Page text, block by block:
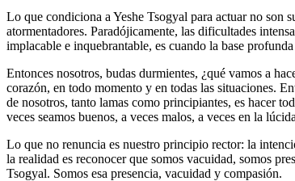
Lo que condiciona a Yeshe Tsogyal para actuar no son
atormentadores. Paradójicamente, las dificultades
implacable e inquebrantable, es cuando la base
Entonces nosotros, budas durmientes, ¿qué vamos a
corazón, en todo momento y en todas las situaciones.
de nosotros, tanto lamas como principiantes, es hacer
veces seamos buenos, a veces malos, a veces en la
Lo que no renuncia es nuestro principio rector: la
la realidad es reconocer que somos vacuidad, somos
Tsogyal. Somos esa presencia, vacuidad y compasión.